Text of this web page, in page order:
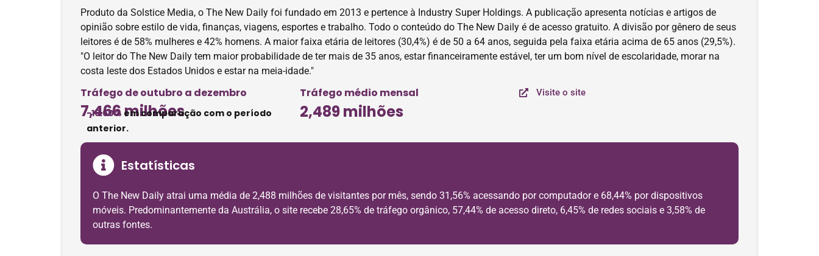
Produto da Solstice Media, o The New Daily foi fundado em 2013 e pertence à Industry Super Holdings. A publicação apresenta notícias e artigos de
opinião sobre estilo de vida, finanças, viagens, esportes e trabalho. Todo o conteúdo do The New Daily é de acesso gratuito. A divisão por gênero de seus
leitores é de 58% mulheres e 42% homens. A maior faixa etária de leitores (30,4%) é de 50 a 64 anos, seguida pela faixa etária acima de 65 anos (29,5%).
"O leitor do The New Daily tem maior probabilidade de ter mais de 35 anos, estar financeiramente estável, ter um bom nível de escolaridade, morar na
costa leste dos Estados Unidos e estar na meia-idade."
Tráfego de outubro a dezembro
7,466 milhões
-16.60% em comparação com o período
anterior.
Tráfego médio mensal
2,489 milhões
Visite o site
Estatísticas
O The New Daily atrai uma média de 2,488 milhões de visitantes por mês, sendo 31,56% acessando por computador e 68,44% por dispositivos
móveis. Predominantemente da Austrália, o site recebe 28,65% de tráfego orgânico, 57,44% de acesso direto, 6,45% de redes sociais e 3,58% de
outras fontes.